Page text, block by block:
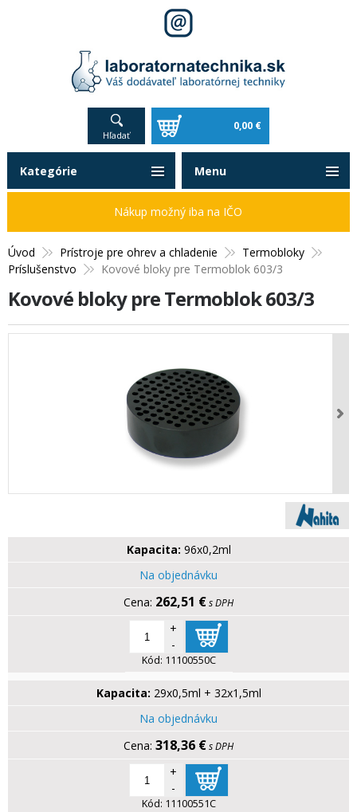
Hľadať
0,00 €
Úvod Prístroje pre ohrev a chladenie
Termobloky
Príslušenstvo
Kovové bloky pre Termoblok 603/3
Kovové bloky pre Termoblok 603/3
Kapacita: 96x0,2ml
Na objednávku
262,51 €s DPH
+
-
Kód: 11100550C
Kapacita: 29x0,5ml + 32x1,5ml
Na objednávku
318,36 €s DPH
+
-
Kód: 11100551C
Kategórie
Nákup možný iba na IČO
Menu